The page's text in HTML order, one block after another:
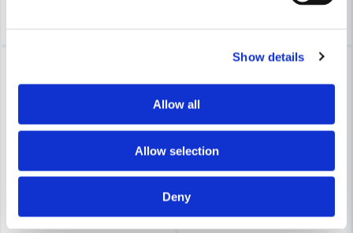
Show details
Allow all
Allow selection
Deny